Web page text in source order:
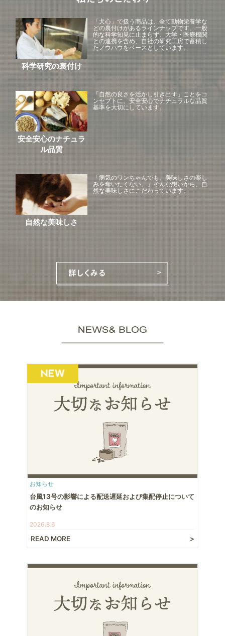
科学研究の裏付け
「犬心」で扱う商品は、全て動物栄養学な
どの裏付けがあるラインナップです。一般
的な科学知見に止まらず、大学・医療機関
との連携を含め、自社の研究工房で蓄積し
たノウハウをベースとしています。
安全安心のナチュラ
ル品質
「自然の良さを活かし引き出す」ことをコ
ンセプトに、安全安心でナチュラルな品質
基準を大切にしています。
自然な美味しさ
「病気のワンちゃんでも、美味しさの楽し
みを奪いたくない。」そんな想いから、自
然な美味しさにこだわっています。
お知らせ
台風13号の影響による配送遅延および集配停止について
のお知らせ
2026.8.6
READ MORE